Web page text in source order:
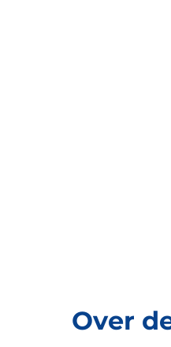
Over